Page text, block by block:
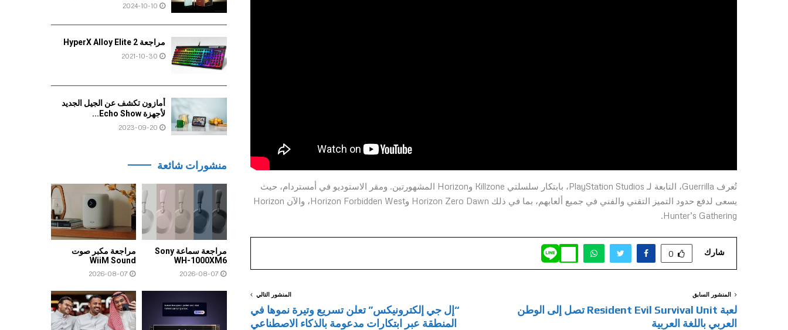
تُعرف Guerrilla، التابعة لـ PlayStation Studios، بابتكار سلسلتي Killzone وHorizon المشهورتين. ومقر الاستوديو في أمستردام، حيث
يسعى لدفع حدود التميز التقني والفني في جميع ألعابهم، بما في ذلك Horizon Zero Dawn وHorizon Forbidden West، والآن Horizon
Hunter’s Gathering.
شارك 0
المنشور السابق
لعبة Resident Evil Survival Unit تصل إلى الوطن
العربي باللغة العربية
المنشور التالي
“إل جي إلكترونيكس” تعلن تسريع وتيرة نموها في
المنطقة عبر ابتكارات مدعومة بالذكاء الاصطناعي
2024-10-10
مراجعة HyperX Alloy Elite 2
2021-10-30
أمازون تكشف عن الجيل الجديد
لأجهزة Echo Show...
2023-09-20
منشورات شائعة
مراجعة سماعة Sony
WH-1000XM6
2026-08-07
مراجعة مكبر صوت
WiiM Sound
2026-08-07